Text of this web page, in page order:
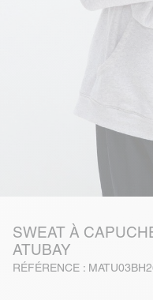
SWEAT À
ATUBAY
RÉFÉRENCE :